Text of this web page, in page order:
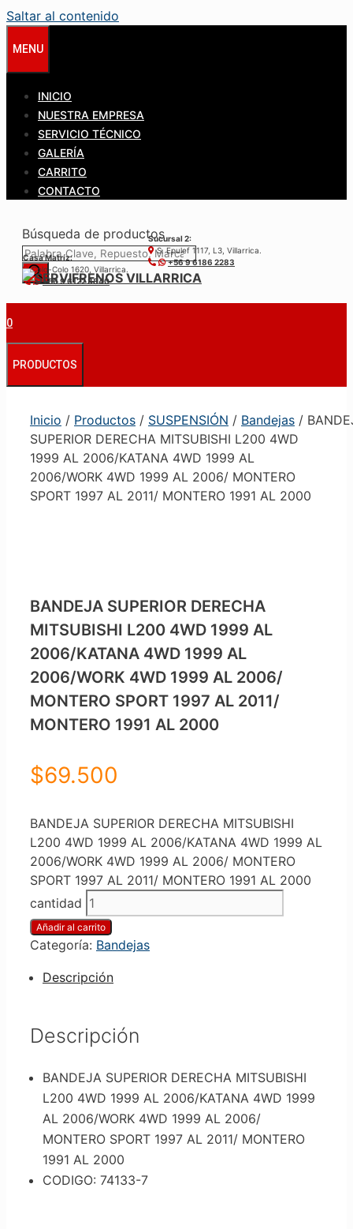
Saltar al contenido
MENU
INICIO
NUESTRA EMPRESA
SERVICIO TÉCNICO
GALERÍA
CARRITO
CONTACTO
Búsqueda de productos
Casa Matríz:
Colo-Colo 1620, Villarrica.
+56 9 6122 3840
Sucursal 2:
S. Epulef 1117, L3, Villarrica.
+56 9 6186 2283
0
PRODUCTOS
Inicio / Productos / SUSPENSIÓN / Bandejas /
SUPERIOR DERECHA MITSUBISHI L200 4WD
1999 AL 2006/KATANA 4WD 1999 AL
2006/WORK 4WD 1999 AL 2006/ MONTERO
SPORT 1997 AL 2011/ MONTERO 1991 AL 2000
BANDEJA SUPERIOR DERECHA
MITSUBISHI L200 4WD 1999 AL
2006/KATANA 4WD 1999 AL
2006/WORK 4WD 1999 AL 2006/
MONTERO SPORT 1997 AL 2011/
MONTERO 1991 AL 2000
$69.500
BANDEJA SUPERIOR DERECHA MITSUBISHI
L200 4WD 1999 AL 2006/KATANA 4WD 1999 AL
2006/WORK 4WD 1999 AL 2006/ MONTERO
SPORT 1997 AL 2011/ MONTERO 1991 AL 2000
cantidad
Añadir al carrito
Categoría: Bandejas
Descripción
Descripción
BANDEJA SUPERIOR DERECHA MITSUBISHI
L200 4WD 1999 AL 2006/KATANA 4WD 1999
AL 2006/WORK 4WD 1999 AL 2006/
MONTERO SPORT 1997 AL 2011/ MONTERO
1991 AL 2000
CODIGO: 74133-7